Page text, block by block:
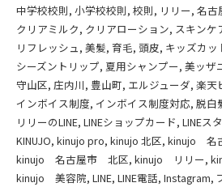
中学校校則 小学校校則 校則 リリー 名古
クリアミルク クリアローション スキンケ
リフレッシュ 美髪 育毛 頭皮 キッズカッ
シーズントリップ 夏用シャンプー 美ッザ
守山区 庄内川 豊山町 エルジューダ 楽天
インボイス制度 インボイス制度対応 脱白
リリーのLINE LINEショップカード LINEス
KINUJO kinujo pro kinujo 北区 kinujo 名
kinujo 名古屋市 北区 kinujo リリー
kinujo 美容院 LINE LINE電話 Instagram